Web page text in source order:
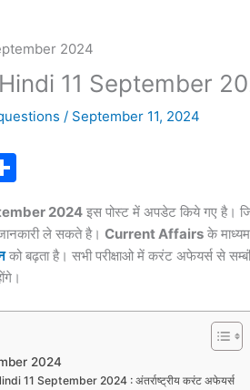
11 September
/ September 11, 2024
ar
e
2024 इस पोस्ट में अपडेट किये गए है।
ले सकते है। Current Affairs के
को बढ़ता है। सभी परीक्षाओ में करंट अफेयर्स से
2024
11 September 2024 : अंतर्राष्ट्रीय करंट अफेयर्स